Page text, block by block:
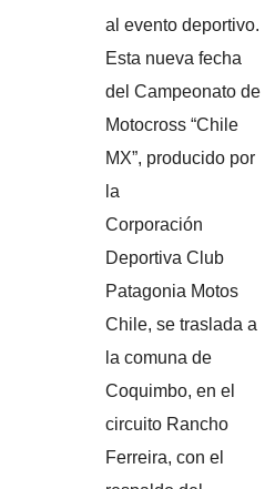
al evento deportivo.
Esta nueva fecha
del Campeonato de
Motocross “Chile
MX”, producido por
la
Corporación
Deportiva Club
Patagonia Motos
Chile, se traslada a
la comuna de
Coquimbo, en el
circuito Rancho
Ferreira, con el